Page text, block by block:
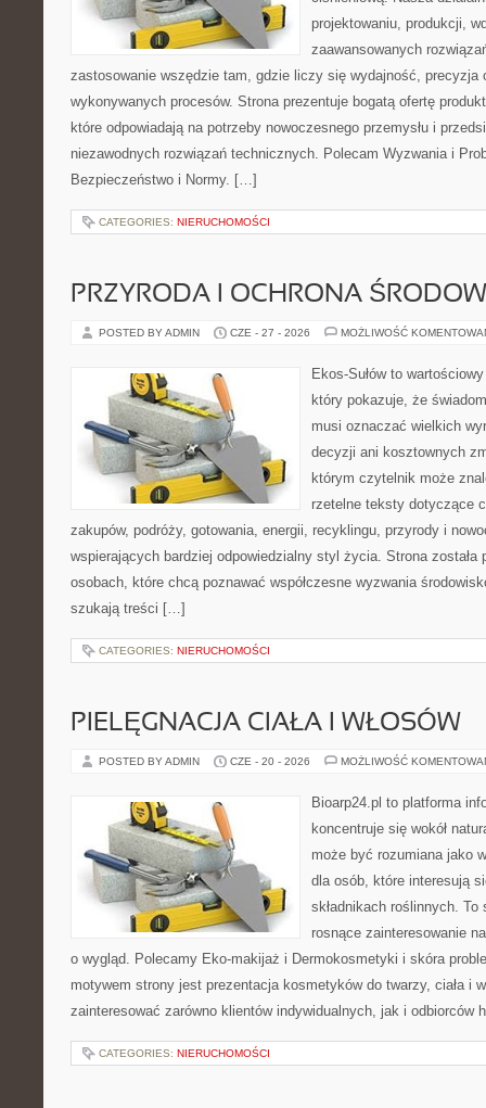
projektowaniu, produkcji,
zaawansowanych
zastosowanie wszędzie tam, gdzie liczy się wydajność, precyzja
wykonywanych procesów. Strona prezentuje bogatą ofertę
które odpowiadają na potrzeby nowoczesnego przemysłu i
niezawodnych rozwiązań technicznych. Polecam Wyzwania i
Bezpieczeństwo i Normy. […]
CATEGORIES: NIERUCHOMOŚCI
PRZYRODA I OCHRONA
POSTED BY ADMIN CZE - 27 - 2026 MOŻLIWOŚĆ
Ekos-Sułów to
który pokazuje, że
musi oznaczać wielkich
decyzji ani kosztownych
którym czytelnik może
rzetelne teksty dotyczące
zakupów, podróży, gotowania, energii, recyklingu, przyrody i
wspierających bardziej odpowiedzialny styl życia. Strona została
osobach, które chcą poznawać współczesne wyzwania
szukają treści […]
CATEGORIES: NIERUCHOMOŚCI
PIELĘGNACJA CIAŁA I WŁOSÓW
POSTED BY ADMIN CZE - 20 - 2026 MOŻLIWOŚĆ
Bioarp24.pl to platforma
koncentruje się wokół
może być rozumiana jako
dla osób, które interesują
składnikach roślinnych.
rosnące zainteresowanie
o wygląd. Polecamy Eko-makijaż i Dermokosmetyki i skóra
motywem strony jest prezentacja kosmetyków do twarzy, ciała i
zainteresować zarówno klientów indywidualnych, jak i
CATEGORIES: NIERUCHOMOŚCI